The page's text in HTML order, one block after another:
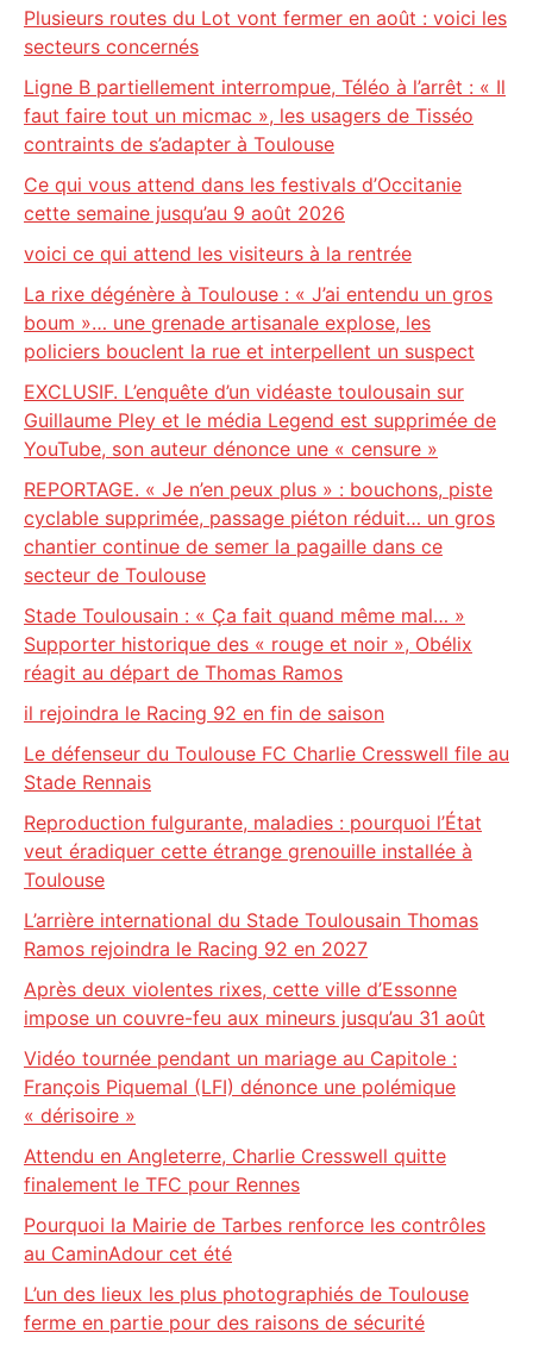
Plusieurs routes du Lot vont fermer en août : voici les
secteurs concernés
Ligne B partiellement interrompue, Téléo à l’arrêt : « Il
faut faire tout un micmac », les usagers de Tisséo
contraints de s’adapter à Toulouse
Ce qui vous attend dans les festivals d’Occitanie
cette semaine jusqu’au 9 août 2026
voici ce qui attend les visiteurs à la rentrée
La rixe dégénère à Toulouse : « J’ai entendu un gros
boum »… une grenade artisanale explose, les
policiers bouclent la rue et interpellent un suspect
EXCLUSIF. L’enquête d’un vidéaste toulousain sur
Guillaume Pley et le média Legend est supprimée de
YouTube, son auteur dénonce une « censure »
REPORTAGE. « Je n’en peux plus » : bouchons, piste
cyclable supprimée, passage piéton réduit… un gros
chantier continue de semer la pagaille dans ce
secteur de Toulouse
Stade Toulousain : « Ça fait quand même mal… »
Supporter historique des « rouge et noir », Obélix
réagit au départ de Thomas Ramos
il rejoindra le Racing 92 en fin de saison
Le défenseur du Toulouse FC Charlie Cresswell file au
Stade Rennais
Reproduction fulgurante, maladies : pourquoi l’État
veut éradiquer cette étrange grenouille installée à
Toulouse
L’arrière international du Stade Toulousain Thomas
Ramos rejoindra le Racing 92 en 2027
Après deux violentes rixes, cette ville d’Essonne
impose un couvre-feu aux mineurs jusqu’au 31 août
Vidéo tournée pendant un mariage au Capitole :
François Piquemal (LFI) dénonce une polémique
« dérisoire »
Attendu en Angleterre, Charlie Cresswell quitte
finalement le TFC pour Rennes
Pourquoi la Mairie de Tarbes renforce les contrôles
au CaminAdour cet été
L’un des lieux les plus photographiés de Toulouse
ferme en partie pour des raisons de sécurité